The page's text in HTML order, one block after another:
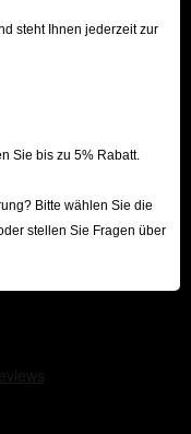
steht Ihnen jederzeit zur
Sie bis zu 5% Rabatt.
Bitte wählen Sie die
stellen Sie Fragen über